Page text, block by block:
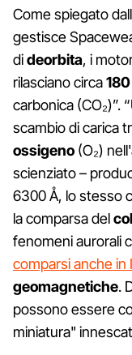
Come spiegato
gestisce
dideorbita, i
rilasciano circa
carbonica (CO₂)”.
scambio di carica
ossigeno (O₂)
scienziato –
6300 Å, lo stesso
la comparsa del
fenomeni aurorali
comparsi anche in
geomagnetiche.
possono essere
miniatura"